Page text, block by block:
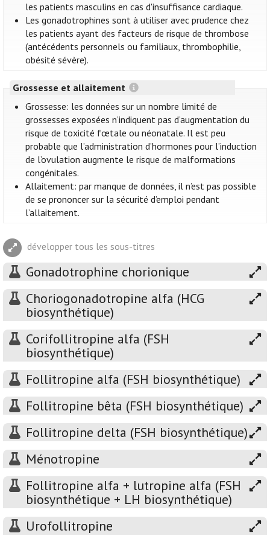
les patients masculins en cas d'insuffisance cardiaque.
Les gonadotrophines sont à utiliser avec prudence chez
les patients ayant des facteurs de risque de thrombose
(antécédents personnels ou familiaux, thrombophilie,
obésité sévère).
Grossesse et allaitement
Grossesse: les données sur un nombre limité de
grossesses exposées n’indiquent pas d’augmentation du
risque de toxicité fœtale ou néonatale. Il est peu
probable que l’administration d’hormones pour l’induction
de l’ovulation augmente le risque de malformations
congénitales.
Allaitement: par manque de données, il n’est pas possible
de se prononcer sur la sécurité d’emploi pendant
l’allaitement.
développer tous les sous-titres
Gonadotrophine chorionique
Choriogonadotropine alfa (HCG
biosynthétique)
Corifollitropine alfa (FSH
biosynthétique)
Follitropine alfa (FSH biosynthétique)
Follitropine bêta (FSH biosynthétique)
Follitropine delta (FSH biosynthétique)
Ménotropine
Follitropine alfa + lutropine alfa (FSH
biosynthétique + LH biosynthétique)
Urofollitropine